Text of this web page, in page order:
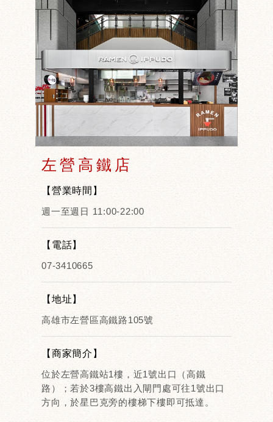
左營高鐵店
【營業時間】
週一至週日 11:00-22:00
【電話】
07-3410665
【地址】
高雄市左營區高鐵路105號
【商家簡介】
位於左營高鐵站1樓，近1號出口（高鐵
路）；若於3樓高鐵出入閘門處可往1號出口
方向，於星巴克旁的樓梯下樓即可抵達。